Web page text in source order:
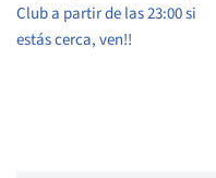
Club a partir de las 23:00 si
estás cerca, ven!!